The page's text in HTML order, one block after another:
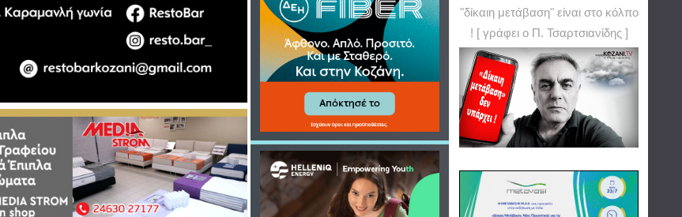
"δίκαιη μετάβαση" είναι στο κόλπο
! [ γράφει ο Π. Τσαρτσιανίδης ]